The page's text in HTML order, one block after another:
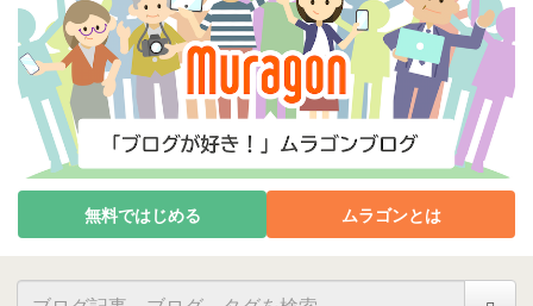
無料ではじめる ムラゴンとは